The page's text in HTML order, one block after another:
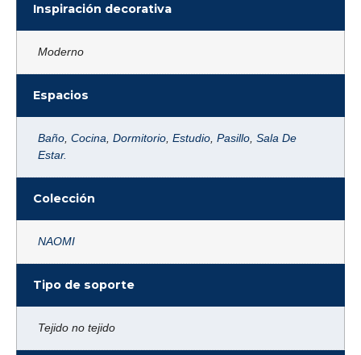
Inspiración decorativa
Moderno
Espacios
Baño Cocina Dormitorio Estudio Pasillo Sala De
Estar.
Colección
NAOMI
Tipo de soporte
Tejido no tejido